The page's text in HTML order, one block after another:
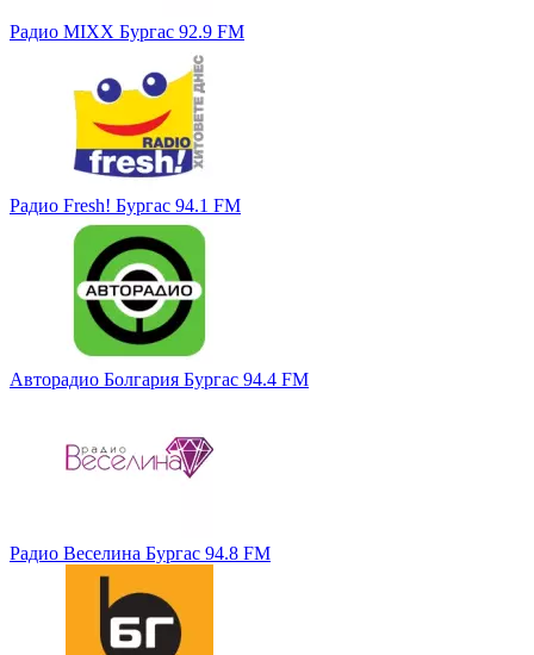
Радио MIXX Бургас 92.9 FM
Радио Fresh! Бургас 94.1 FM
Авторадио Болгария Бургас 94.4 FM
Радио Веселина Бургас 94.8 FM